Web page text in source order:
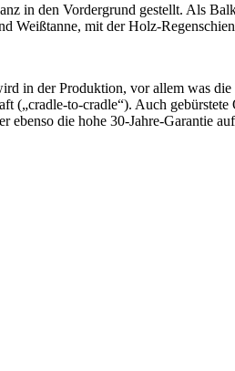
in den Vordergrund gestellt. Als
Weißtanne, mit der Holz-
in der Produktion, vor allem was die
(„cradle-to-cradle“). Auch gebürstete
die hohe 30-Jahre-Garantie